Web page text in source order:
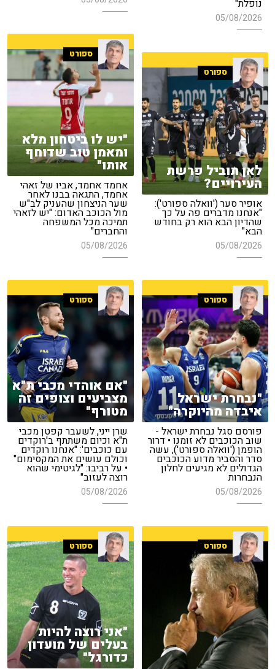
נופלת"
05/08/2026
ספורט
"יש לו ביטחון מלא
ומאמן טוב שדוחף
אותו"
אחמד אחמד, אביו של זאהי
אחמד, התגאה בבנו לאחר
שער הניצחון שהעניק לב"ש
מול הכוכב האדום: "יש לזאהי
תמיכה מכל המשפחה
והחברים"
05/08/2026
ספורט
לאן תוביל פרשת
העירויים?
אופיר סער ('וואלה ספורט'):
"אנחנו מדברים פה על כך
שהדיון הבא הוא רק בחודש
הבא"
05/08/2026
ספורט
"נבחרת ישראל
איבדה מהיוקרה"
פורסם סגל נבחרת ישראל -
שוב הכוכבים לא זומנו • דרור
הופמן ('וואלה ספורט'), עשה
סדר והסביר מדוע הכוכבים
הגדולים לא מגיעים לחלון
הנבחרות
05/08/2026
ספורט
"אם אוהדי מכבי ת"א
מצביעים וצופים זה
מטורף"
שרן ייני, לשעבר קפטן מכבי
ת"א וכיום משתתף ב'רוקדים
עם כוכבים': "אנחנו רוקדים
וכולם עושים את המקסימום"
• על רביבו: "לגיטימי שהוא
רוצה לעזוב"
05/08/2026
ספורט ספורט
"אני רוצה להיות
בעלים של מועדון
כדורגל"